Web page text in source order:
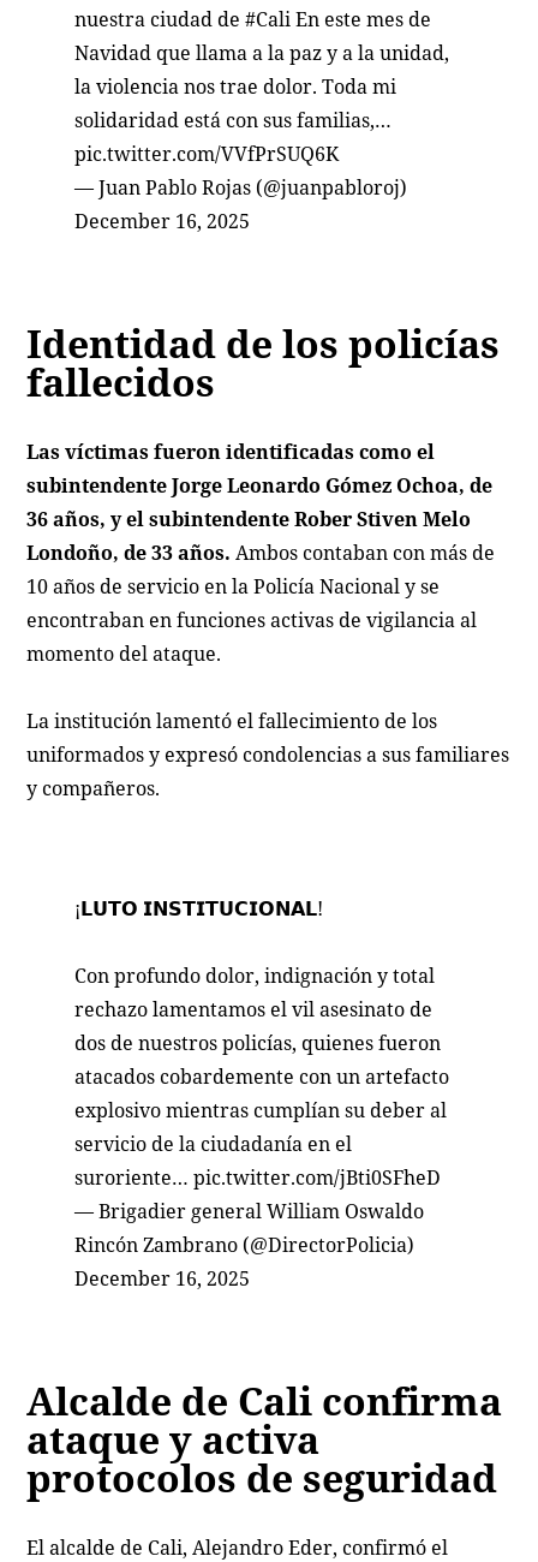
nuestra ciudad de#CaliEn este mes de
Navidad que llama a la paz y a la unidad,
la violencia nos trae dolor. Toda mi
solidaridad está con sus familias,…
pic.twitter.com/VVfPrSUQ6K
— Juan Pablo Rojas (@juanpabloroj)
December 16, 2025
Identidad de los policías
fallecidos
Las víctimas fueron identificadas como el
subintendente Jorge Leonardo Gómez Ochoa, de
36 años, y el subintendente Rober Stiven Melo
Londoño, de 33 años.Ambos contaban con más de
10 años de servicio en la Policía Nacional y se
encontraban en funciones activas de vigilancia al
momento del ataque.
La institución lamentó el fallecimiento de los
uniformados y expresó condolencias a sus familiares
y compañeros.
¡𝗟𝗨𝗧𝗢 𝗜𝗡𝗦𝗧𝗜𝗧𝗨𝗖𝗜𝗢𝗡𝗔𝗟!
Con profundo dolor, indignación y total
rechazo lamentamos el vil asesinato de
dos de nuestros policías, quienes fueron
atacados cobardemente con un artefacto
explosivo mientras cumplían su deber al
servicio de la ciudadanía en el
suroriente…pic.twitter.com/jBti0SFheD
— Brigadier general William Oswaldo
Rincón Zambrano (@DirectorPolicia)
December 16, 2025
Alcalde de Cali confirma
ataque y activa
protocolos de seguridad
El alcalde de Cali, Alejandro Eder, confirmó el